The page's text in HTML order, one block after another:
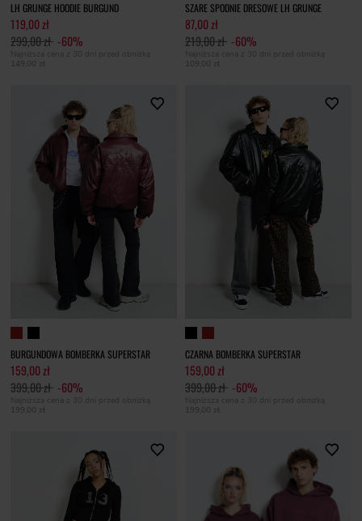
LH GRUNGE HOODIE BURGUND
119,00 zł
299,00 zł -60%
Najniższa cena z 30 dni przed obniżką
149,00 zł
SZARE SPODNIE DRESOWE LH GRUNGE
87,00 zł
219,00 zł -60%
Najniższa cena z 30 dni przed obniżką
109,00 zł
BURGUNDOWA BOMBERKA SUPERSTAR
159,00 zł
399,00 zł -60%
Najniższa cena z 30 dni przed obniżką
199,00 zł
CZARNA BOMBERKA SUPERSTAR
159,00 zł
399,00 zł -60%
Najniższa cena z 30 dni przed obniżką
199,00 zł